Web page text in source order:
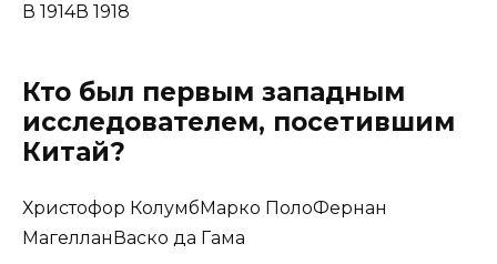
В 1914В 1918
Кто был первым западным
исследователем, посетившим
Китай?
Христофор КолумбМарко ПолоФернан
МагелланВаско да Гама